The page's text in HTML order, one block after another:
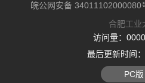
皖公网安备 34011102000080
合肥工业
访问量：
最后更新时间：
PC版